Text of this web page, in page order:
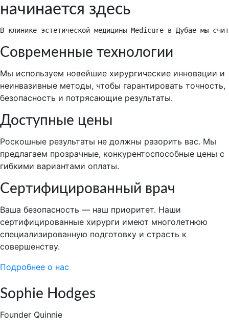
начинается здесь
В клинике эстетической медицины Medicure в Дубае мы
Современные технологии
Мы используем новейшие хирургические инновации и
неинвазивные методы, чтобы гарантировать точность,
безопасность и потрясающие результаты.
Доступные цены
Роскошные результаты не должны разорить вас. Мы
предлагаем прозрачные, конкурентоспособные цены с
гибкими вариантами оплаты.
Сертифицированный врач
Ваша безопасность — наш приоритет. Наши
сертифицированные хирурги имеют многолетнюю
специализированную подготовку и страсть к
совершенству.
Подробнее о нас
Sophie Hodges
Founder Quinnie